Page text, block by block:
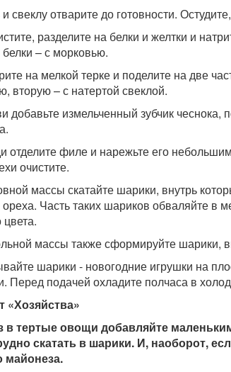
свеклу отварите до готовности.
разделите на белки и желтки и
– с морковью.
на мелкой терке и поделите на две
вторую – с натертой свеклой.
добавьте измельченный зубчик чеснока,
отделите филе и нарежьте его
очистите.
массы скатайте шарики, внутрь
ореха. Часть таких шариков обваляйте в
цвета.
массы также сформируйте шарики,
шарики - новогодние игрушки на
Перед подачей охладите полчаса в
«Хозяйства»
в тертые овощи добавляйте
скатать в шарики. И, наоборот,
майонеза.